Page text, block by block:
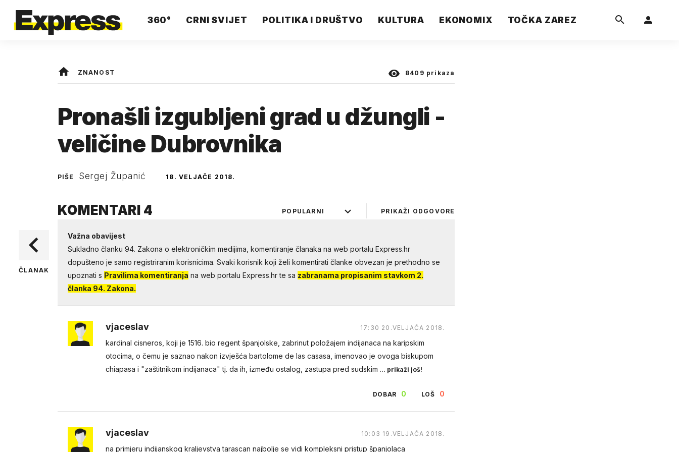
360° CRNI SVIJET POLITIKA I DRUŠTVO KULTURA EKONOMIX TOČKA ZAREZ
ZNANOST 8409 prikaza
Pronašli izgubljeni grad u džungli -
veličine Dubrovnika
PIŠE Sergej Županić 18. VELJAČE 2018.
ČLANAK
KOMENTARI 4 PRIKAŽI ODGOVORE
POPULARNI
Važna obavijest
Sukladno članku 94. Zakona o elektroničkim medijima, komentiranje članaka na web portalu Express.hr
dopušteno je samo registriranim korisnicima. Svaki korisnik koji želi komentirati članke obvezan je prethodno se
upoznati s Pravilima komentiranja na web portalu Express.hr te sa zabranama propisanim stavkom 2.
članka 94. Zakona.
vjaceslav 17:30 20.VELJAČA 2018.
kardinal cisneros, koji je 1516. bio regent španjolske, zabrinut položajem indijanaca na karipskim
otocima, o čemu je saznao nakon izvješća bartolome de las casasa, imenovao je ovoga biskupom
chiapasa i "zaštitnikom indijanaca" tj. da ih, između ostalog, zastupa pred sudskim ... prikaži još!
DOBAR 0 LOŠ 0
vjaceslav 10:03 19.VELJAČA 2018.
na primjeru indijanskog kraljevstva tarascan najbolje se vidi kompleksni pristup španjolaca